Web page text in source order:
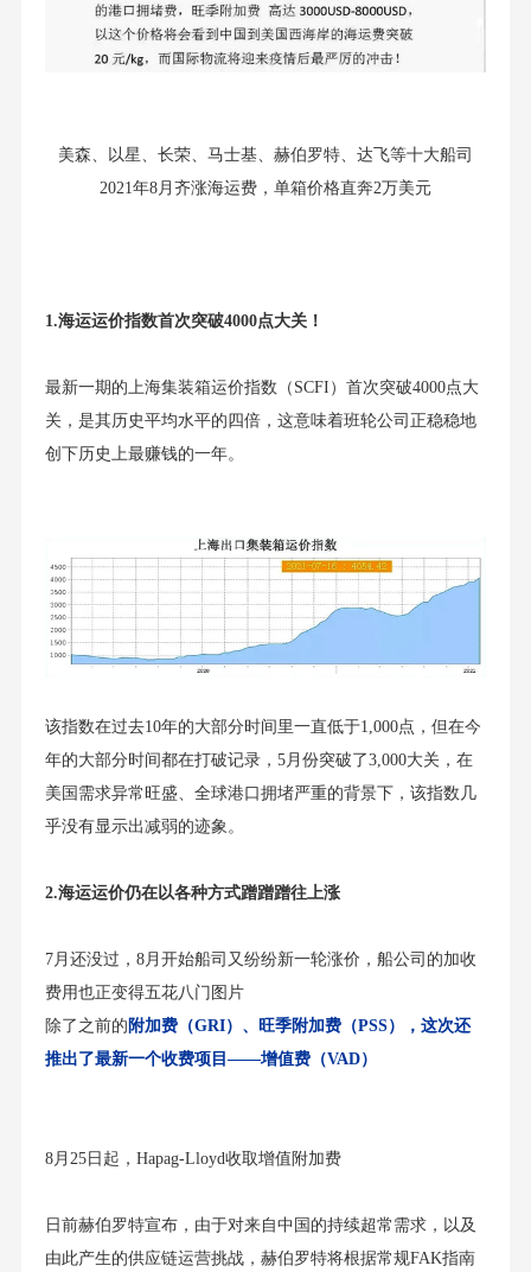
美森、以星、长荣、马士基、赫伯罗特、达飞等十大船司
2021年8月齐涨海运费，单箱价格直奔2万美元
1.海运运价指数首次突破4000点大关！
最新一期的上海集装箱运价指数（SCFI）首次突破4000点大
关，是其历史平均水平的四倍，这意味着班轮公司正稳稳地
创下历史上最赚钱的一年。
该指数在过去10年的大部分时间里一直低于1,000点，但在今
年的大部分时间都在打破记录，5月份突破了3,000大关，在
美国需求异常旺盛、全球港口拥堵严重的背景下，该指数几
乎没有显示出减弱的迹象。
2.海运运价仍在以各种方式蹭蹭蹭往上涨
7月还没过，8月开始船司又纷纷新一轮涨价，船公司的加收
费用也正变得五花八门图片
除了之前的 附加费（GRI）、旺季附加费（PSS），这次还
推出了最新一个收费项目——增值费（VAD）
8月25日起，Hapag-Lloyd收取增值附加费
日前赫伯罗特宣布，由于对来自中国的持续超常需求，以及
由此产生的供应链运营挑战，赫伯罗特将根据常规FAK指南